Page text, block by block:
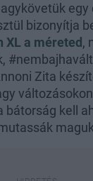
egy
bizonyítja
XL a méreted,
Zita
bátorság kell